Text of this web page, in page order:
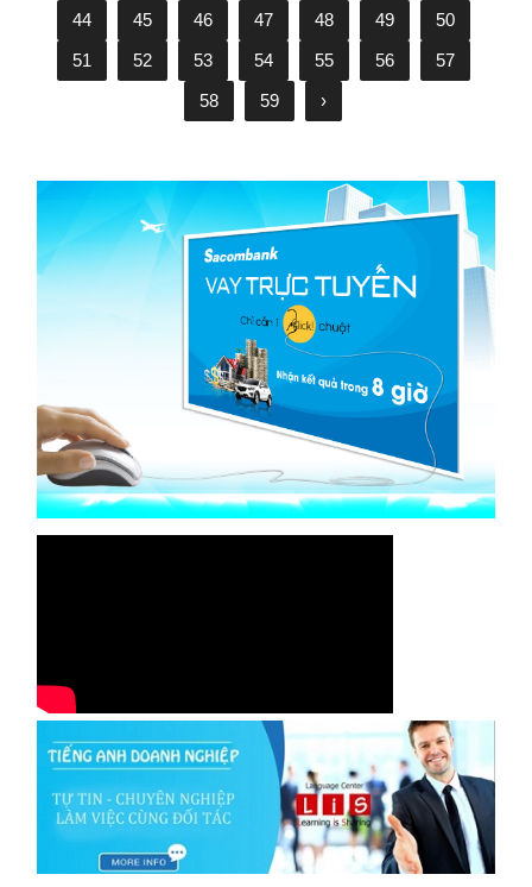
44
45 46 47 48 49
50
51
52 53 54 55 56
57
58
59 ›